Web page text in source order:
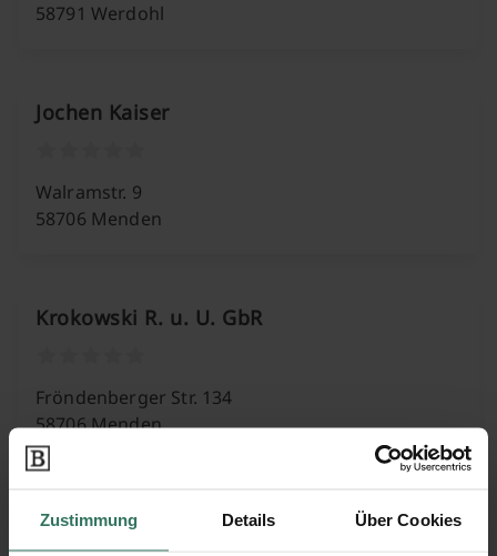
Zustimmung Details Über Cookies
58791 Werdohl
Jochen Kaiser
Walramstr. 9
58706 Menden
Krokowski R. u. U. GbR
Fröndenberger Str. 134
58706 Menden
Michael Schurg